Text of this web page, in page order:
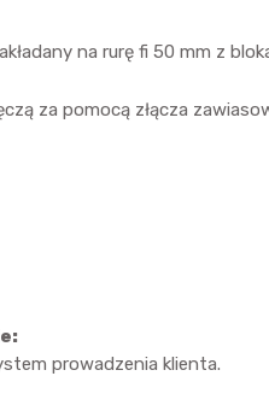
na rurę fi 50 mm z
za pomocą złącza
prowadzenia klienta.